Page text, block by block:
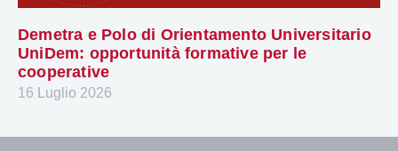
Demetra e Polo di Orientamento Universitario
UniDem: opportunità formative per le
cooperative
16 Luglio 2026